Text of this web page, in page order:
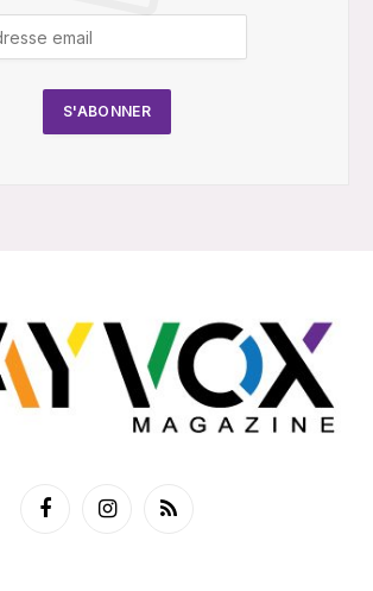
FacebookInstagramRSS